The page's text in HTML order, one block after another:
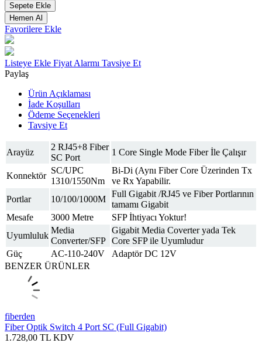
Sepete Ekle
Hemen Al
Favorilere Ekle
Listeye Ekle Fiyat Alarmı Tavsiye Et
Paylaş
Ürün Açıklaması
İade Koşulları
Ödeme Seçenekleri
Tavsiye Et
Arayüz
2 RJ45+8 Fiber
SC Port
1 Core Single Mode Fiber İle Çalışır
Konnektör
SC/UPC
1310/1550Nm
Bi-Di (Aynı Fiber Core Üzerinden Tx
ve Rx Yapabilir.
Portlar
10/100/1000M
Full Gigabit /RJ45 ve Fiber Portlarının
tamamı Gigabit
Mesafe
3000 Metre
SFP İhtiyacı Yoktur!
Uyumluluk
Media
Converter/SFP
Gigabit Media Coverter yada Tek
Core SFP ile Uyumludur
Güç
AC-110-240V
Adaptör DC 12V
BENZER ÜRÜNLER
fiberden
Fiber Optik Switch 4 Port SC (Full Gigabit)
1.728,00 TL KDV